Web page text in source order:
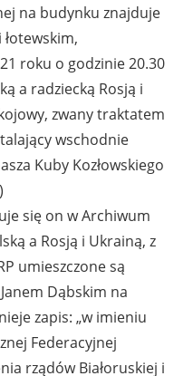
na budynku znajduje
roku o godzinie 20.30
a radziecką Rosją i
zwany traktatem
wschodnie
Kuby Kozłowskiego
się on w Archiwum
a Rosją i Ukrainą, z
umieszczone są
Dąbskim na
zapis: „w imieniu
Federacyjnej
rządów Białoruskiej i